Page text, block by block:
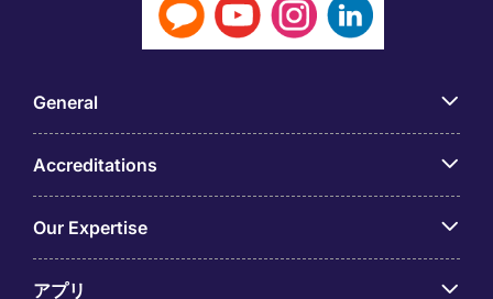
General
Accreditations
Our Expertise
アプリ